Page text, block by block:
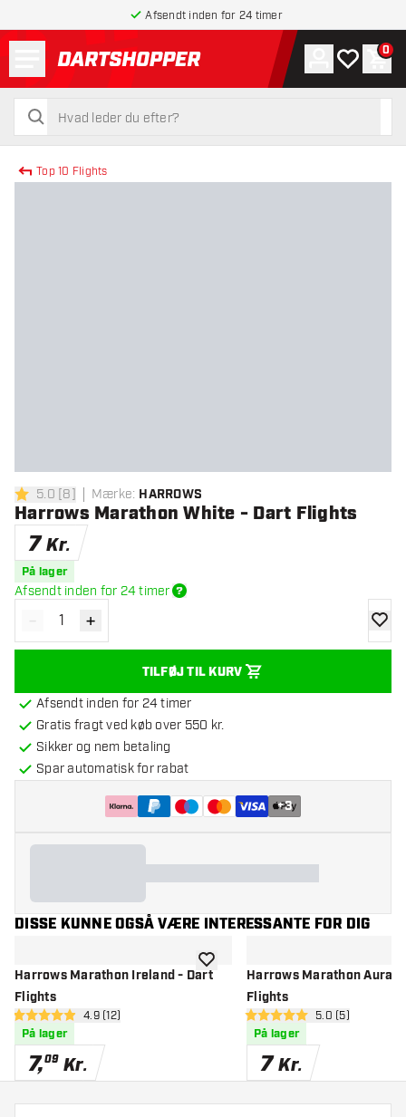
Afsendt inden for 24 timer
tilbage til forsiden
søg
søg
Konto
Min 0
Top 10 Flights
5 bedømmelsesstjerner
5.0 [8] Mærke: HARROWS
Harrows Marathon White - Dart Flights
7 Kr.
På lager
Afsendt inden for 24 timer
Reducér antal
- Øg antal
+
TILFØJ TIL KURV
Afsendt inden for 24 timer
Gratis fragt ved køb over 550 kr.
Sikker og nem betaling
Spar automatisk for rabat
+3
DISSE KUNNE OGSÅ VÆRE INTERESSANTE FOR DIG
Harrows Marathon Ireland - Dart
Flights
åbn anmeldelsespanel
4.9 bedømmelsesstjerner
4.9 (12)
På lager
7,09 Kr.
tilføje til ønskeliste
Harrows Marathon Aura -
Flights
åbn
5 bedømmelsesstjerner
5.0 (5)
På lager
7 Kr.